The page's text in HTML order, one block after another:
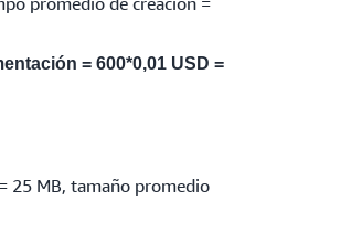
= 600*0,01 USD =
25 MB, tamaño promedio